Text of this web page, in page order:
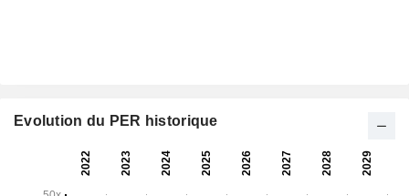
Evolution du PER historique